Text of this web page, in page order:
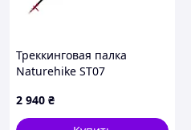
Треккинговая палка
Naturehike ST07
бордовая
2 940 ₴